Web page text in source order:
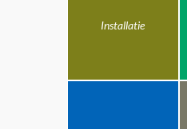
Installatie